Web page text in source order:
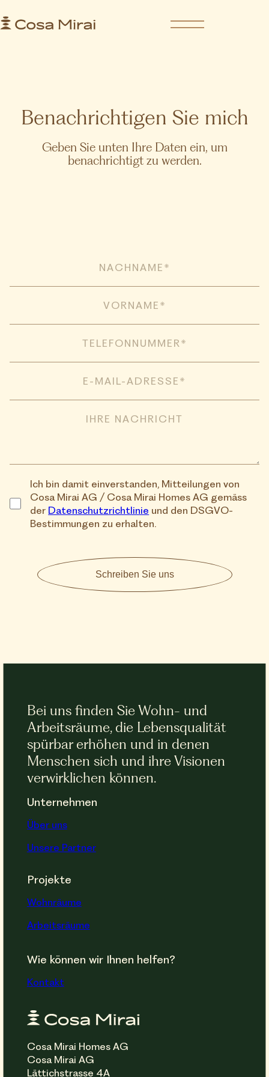
k
i
Benachrichtigen Sie mich
Geben Sie unten Ihre Daten ein, um
benachrichtigt zu werden.
Ich bin damit einverstanden, Mitteilungen von
Cosa Mirai AG / Cosa Mirai Homes AG gemäss
der Datenschutzrichtlinie und den DSGVO-
Bestimmungen zu erhalten.
Schreiben Sie uns
Bei uns finden Sie Wohn- und
Arbeitsräume, die Lebensqualität
spürbar erhöhen und in denen
Menschen sich und ihre Visionen
verwirklichen können.
Unternehmen
Über uns
Unsere Partner
Projekte
Wohnräume
Arbeitsräume
Wie können wir Ihnen helfen?
Kontakt
Cosa Mirai Homes AG
Cosa Mirai AG
Lättichstrasse 4A